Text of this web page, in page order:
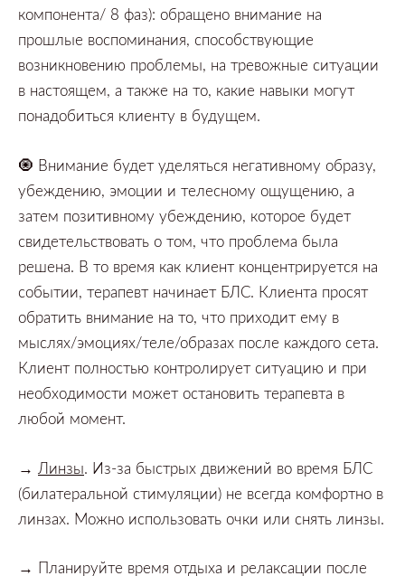
компонента/ 8 фаз): обращено внимание на
прошлые воспоминания, способствующие
возникновению проблемы, на тревожные ситуации
в настоящем, а также на то, какие навыки могут
понадобиться клиенту в будущем.
🧿 Внимание будет уделяться негативному образу,
убеждению, эмоции и телесному ощущению, а
затем позитивному убеждению, которое будет
свидетельствовать о том, что проблема была
решена. В то время как клиент концентрируется на
событии, терапевт начинает БЛС. Клиента просят
обратить внимание на то, что приходит ему в
мыслях/эмоциях/теле/образах после каждого сета.
Клиент полностью контролирует ситуацию и при
необходимости может остановить терапевта в
любой момент.
→ Линзы. Из-за быстрых движений во время БЛС
(билатеральной стимуляции) не всегда комфортно в
линзах. Можно использовать очки или снять линзы.
→ Планируйте время отдыха и релаксации после